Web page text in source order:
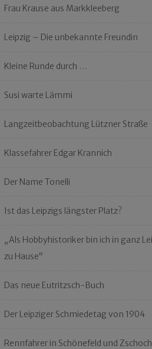
Frau Krause aus Markkleeberg
Leipzig – Die unbekannte Freundin
Kleine Runde durch …
Susi warte Lämmi
Langzeitbeobachtung Lützner Straße
Klassefahrer Edgar Krannich
Der Name Tonelli
Ist das Leipzigs längster Platz?
„Als Hobbyhistoriker bin ich in ganz
zu Hause“
Das neue Eutritzsch-Buch
Der Leipziger Schmiedetag von 1904
Rennfahrer in Schönefeld und